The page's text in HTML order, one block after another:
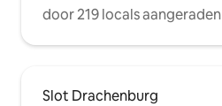
door 219 locals aangeraden
Slot Drachenburg